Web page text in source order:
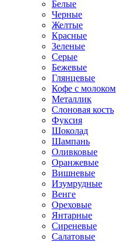
Белые
Черные
Желтые
Красные
Зеленые
Серые
Бежевые
Глянцевые
Кофе с молоком
Металлик
Слоновая кость
Фуксия
Шоколад
Шампань
Оливковые
Оранжевые
Вишневые
Изумрудные
Венге
Ореховые
Янтарные
Сиреневые
Салатовые